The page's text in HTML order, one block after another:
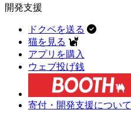
開発支援
ドクペを送る
猫を見る
アプリを購入
ウェブ投げ銭
寄付・開発支援について